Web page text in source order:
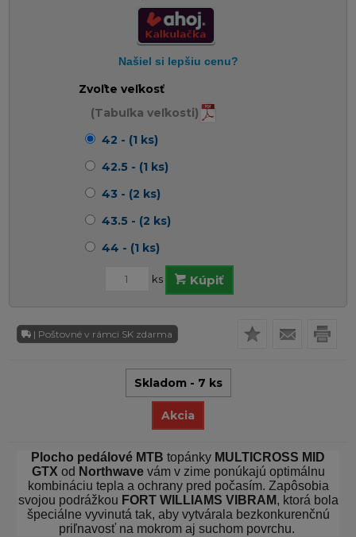
Zvoľte veľkosť
(Tabuľka veľkosti)
42 - (1 ks)
42.5 - (1 ks)
43 - (2 ks)
43.5 - (2 ks)
44 - (1 ks)
ks Kúpiť
| Poštovné v rámci SK zdarma
Skladom - 7 ks
Akcia
Plocho pedálové MTB topánky MULTICROSS MID
GTX od Northwave vám v zime ponúkajú optimálnu
kombináciu tepla a ochrany pred počasím. Zapôsobia
svojou podrážkou FORT WILLIAMS VIBRAM, ktorá bola
špeciálne vyvinutá tak, aby vytvárala bezkonkurenčnú
priľnavosť na mokrom aj suchom povrchu.